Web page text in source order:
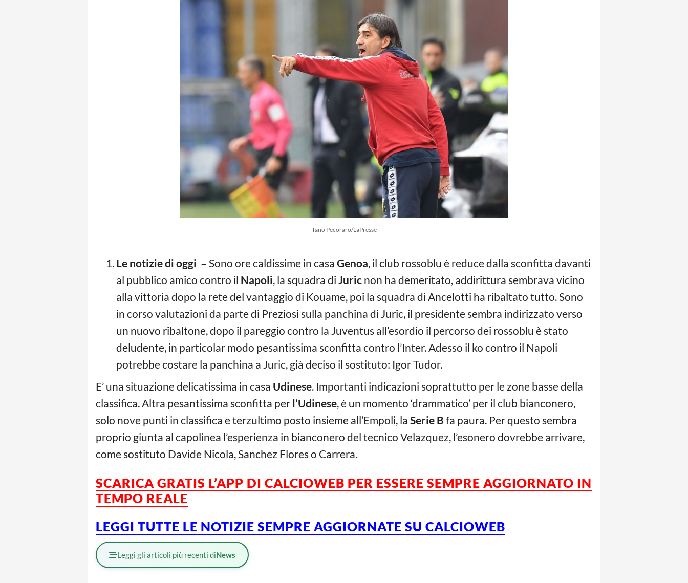
Tano Pecoraro/LaPresse
Le notizie di oggi – Sono ore caldissime in casa Genoa, il club rossoblu è reduce dalla sconfitta davanti
al pubblico amico contro il Napoli, la squadra di Juric non ha demeritato, addirittura sembrava vicino
alla vittoria dopo la rete del vantaggio di Kouame, poi la squadra di Ancelotti ha ribaltato tutto. Sono
in corso valutazioni da parte di Preziosi sulla panchina di Juric, il presidente sembra indirizzato verso
un nuovo ribaltone, dopo il pareggio contro la Juventus all’esordio il percorso dei rossoblu è stato
deludente, in particolar modo pesantissima sconfitta contro l’Inter. Adesso il ko contro il Napoli
potrebbe costare la panchina a Juric, già deciso il sostituto: Igor Tudor.
E’ una situazione delicatissima in casa Udinese. Importanti indicazioni soprattutto per le zone basse della
classifica. Altra pesantissima sconfitta per l’Udinese, è un momento ‘drammatico’ per il club bianconero,
solo nove punti in classifica e terzultimo posto insieme all’Empoli, la Serie B fa paura. Per questo sembra
proprio giunta al capolinea l’esperienza in bianconero del tecnico Velazquez, l’esonero dovrebbe arrivare,
come sostituto Davide Nicola, Sanchez Flores o Carrera.
SCARICA GRATIS L’APP DI CALCIOWEB PER ESSERE SEMPRE AGGIORNATO IN
TEMPO REALE
LEGGI TUTTE LE NOTIZIE SEMPRE AGGIORNATE SU CALCIOWEB
Leggi gli articoli più recenti diNews